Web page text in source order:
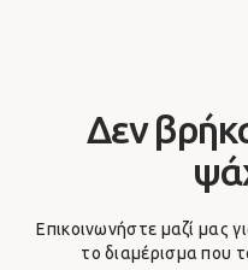
Δεν
Επικοινωνήστε μαζί μας
το διαμέρισμα που